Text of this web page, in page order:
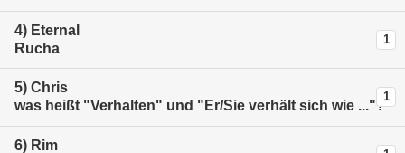
4) Eternal
Rucha
1
5) Chris
was heißt "Verhalten" und "Er/Sie verhält sich wie ..."?
1
6) Rim